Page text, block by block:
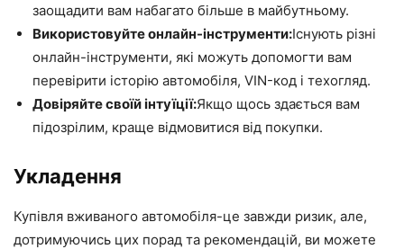
заощадити вам набагато більше в майбутньому.
Використовуйте онлайн-інструменти:Існують різні
онлайн-інструменти, які можуть допомогти вам
перевірити історію автомобіля, VIN-код і техогляд.
Довіряйте своїй інтуїції:Якщо щось здається вам
підозрілим, краще відмовитися від покупки.
Укладення
Купівля вживаного автомобіля-це завжди ризик, але,
дотримуючись цих порад та рекомендацій, ви можете